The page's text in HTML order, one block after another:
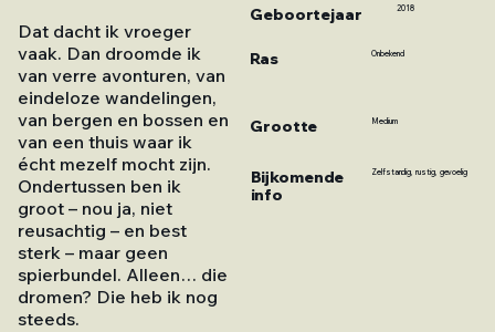
Dat dacht ik vroeger
vaak. Dan droomde ik
van verre avonturen, van
eindeloze wandelingen,
van bergen en bossen en
van een thuis waar ik
écht mezelf mocht zijn.
Ondertussen ben ik
groot – nou ja, niet
reusachtig – en best
sterk – maar geen
spierbundel. Alleen… die
dromen? Die heb ik nog
steeds.
Geboortejaar
Ras
Grootte
Bijkomende
info
2018
Onbekend
Medium
Zelfstandig, rustig, gevoelig